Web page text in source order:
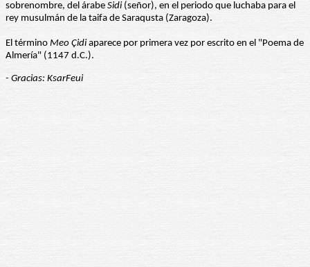
sobrenombre, del árabe Sidi (señor), en el periodo que luchaba para el
rey musulmán de la taifa de Saraqusta (Zaragoza).
El término Meo Çidi aparece por primera vez por escrito en el "Poema de
Almería" (1147 d.C.).
- Gracias: KsarFeui